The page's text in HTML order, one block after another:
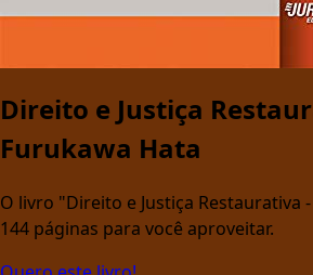
Direito e Justiça
Furukawa Hata
O livro "Direito e Justiça Restaurativa
144 páginas para você aproveitar.